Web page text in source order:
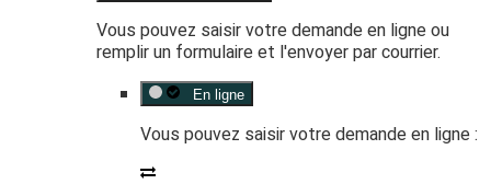
Vous pouvez saisir votre demande en ligne ou
remplir un formulaire et l'envoyer par courrier.
En ligne
Vous pouvez saisir votre demande en ligne :